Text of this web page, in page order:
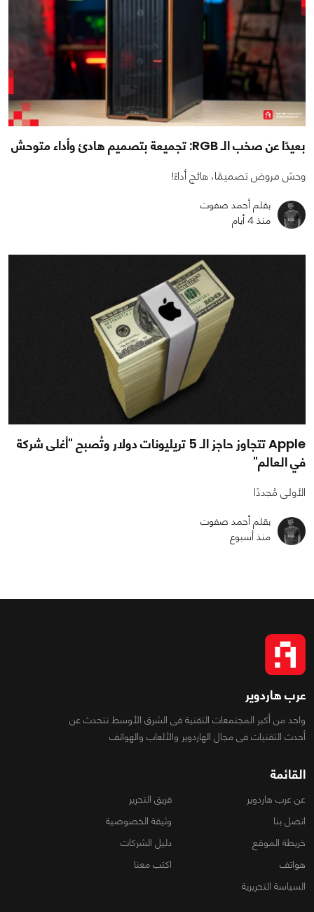
بعيدًا عن صخب الـ RGB: تجميعة بتصميم هادئ وأداء متوحش
وحش مروض تصميمًا، هائج أداءً!
بقلم أحمد صفوت
منذ 4 أيام
Apple تتجاوز حاجز الـ 5 تريليونات دولار وتُصبح "أغلى شركة
في العالم"
الأولى مُجددًا
بقلم أحمد صفوت
منذ أسبوع
عرب هاردوير
واحد من أكبر المجتمعات التقنية فى الشرق الأوسط تتحدث عن
أحدث التقنيات فى مجال الهاردوير والألعاب والهواتف
القائمة
عن عرب هاردوير
فريق التحرير
اتصل بنا
وثيقة الخصوصية
خريطة الموقع
دليل الشركات
هواتف
اكتب معنا
السياسة التحريرية